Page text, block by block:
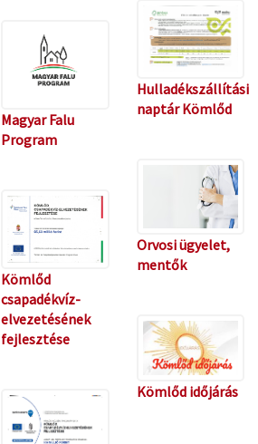
Magyar Falu
Program
Kömlőd
csapadékvíz-
elvezetésének
fejlesztése
Hulladékszállítási
naptár Kömlőd
Orvosi ügyelet,
mentők
Kömlőd időjárás